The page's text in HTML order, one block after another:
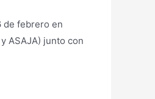
de febrero en
ASAJA) junto con